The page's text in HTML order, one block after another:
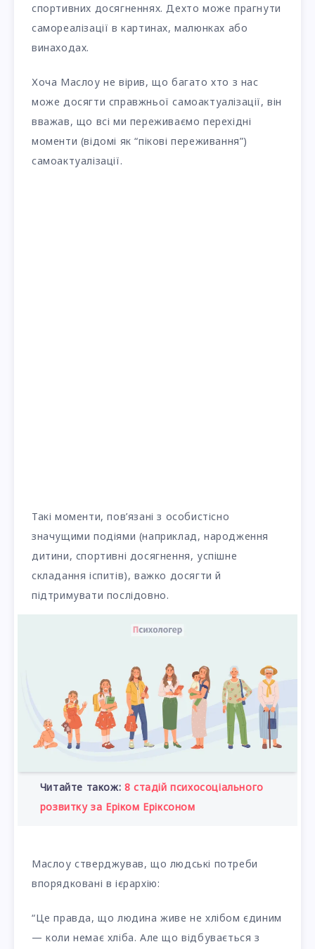
спортивних досягненнях. Дехто може прагнути
самореалізації в картинах, малюнках або
винаходах.
Хоча Маслоу не вірив, що багато хто з нас
може досягти справжньої самоактуалізації, він
вважав, що всі ми переживаємо перехідні
моменти (відомі як “пікові переживання”)
самоактуалізації.
Такі моменти, пов’язані з особистісно
значущими подіями (наприклад, народження
дитини, спортивні досягнення, успішне
складання іспитів), важко досягти й
підтримувати послідовно.
Читайте також: 8 стадій психосоціального
розвитку за Еріком Еріксоном
Маслоу стверджував, що людські потреби
впорядковані в ієрархію:
“Це правда, що людина живе не хлібом єдиним
— коли немає хліба. Але що відбувається з